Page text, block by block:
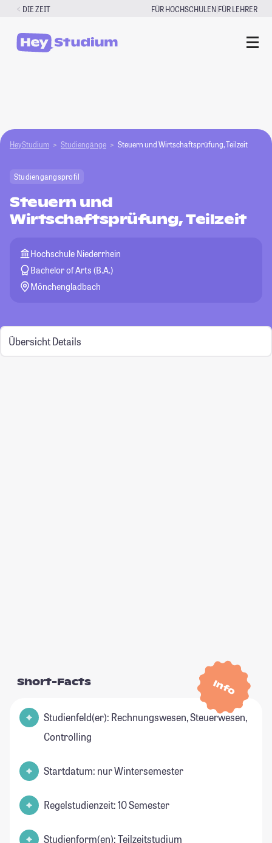
Zum
springen
DIE ZEIT FÜR HOCHSCHULEN|FÜR LEHRER
HeyStudium Studiengänge Steuern und Wirtschaftsprüfung, Teilzeit
Studiengangsprofil
Steuern und
Wirtschaftsprüfung, Teilzeit
Hochschule Niederrhein
Bachelor of Arts (B.A.)
Mönchengladbach
Übersicht Details
Info
Short-Facts
Studienfeld(er): Rechnungswesen, Steuerwesen,
Controlling
Startdatum: nur Wintersemester
Regelstudienzeit: 10 Semester
Studienform(en): Teilzeitstudium